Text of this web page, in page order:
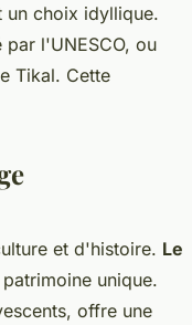
un choix idyllique.
l'UNESCO, ou
Tikal. Cette
et d'histoire. Le
unique.
offre une